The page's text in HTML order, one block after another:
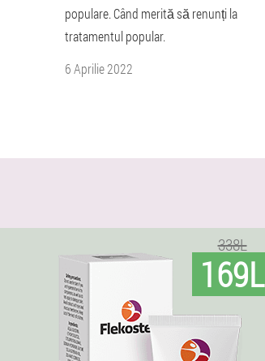
populare. Când merită să renunți la
tratamentul popular.
6 Aprilie 2022
338L
169L